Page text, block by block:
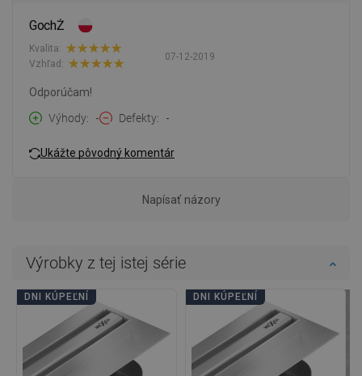
GochŻ
07-12-2019
Kvalita:
Vzhľad:
Odporúčam!
Výhody
- Defekty -
Ukážte pôvodný komentár
Napísať názory
Výrobky z tej istej série
DNI KÚPEĽNÍ DNI KÚPEĽNÍ